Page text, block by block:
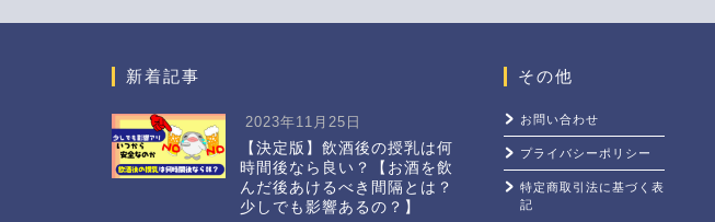
新着記事
2023年11月25日
【決定版】飲酒後の授乳は何
時間後なら良い？【お酒を飲
んだ後あけるべき間隔とは？
少しでも影響あるの？】
その他
お問い合わせ
プライバシーポリシー
特定商取引法に基づく表
記